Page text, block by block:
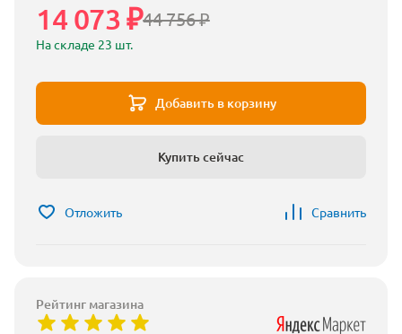
44 756 ₽
14 073 ₽
На складе 23 шт.
Добавить в корзину
Купить сейчас
Отложить Сравнить
Рейтинг магазина